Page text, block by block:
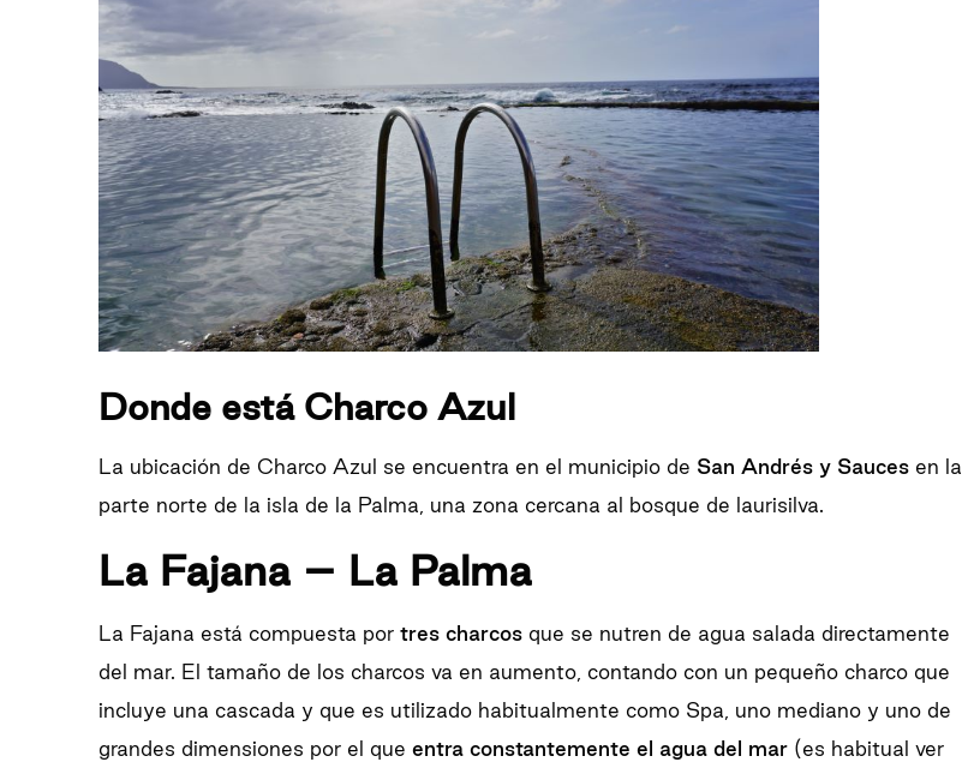
Donde está Charco Azul
La ubicación de Charco Azul se encuentra en el municipio de San Andrés y Sauces en la
parte norte de la isla de la Palma, una zona cercana al bosque de laurisilva.
La Fajana – La Palma
La Fajana está compuesta por tres charcos que se nutren de agua salada directamente
del mar. El tamaño de los charcos va en aumento, contando con un pequeño charco que
incluye una cascada y que es utilizado habitualmente como Spa, uno mediano y uno de
grandes dimensiones por el que entra constantemente el agua del mar (es habitual ver